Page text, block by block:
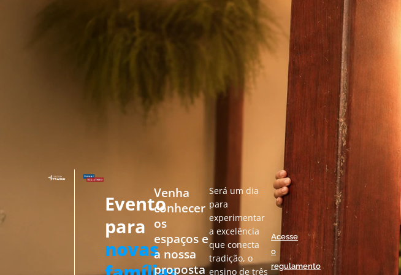
Evento
para
novas
Venha
conhecer
os
espaços e
a nossa
proposta
Será um dia
para
experimentar
a excelência
que conecta
tradição, o
ensino de três
Acesse
o
regulamento